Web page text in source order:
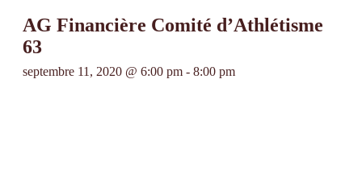
AG Financière Comité d’Athlétisme
63
septembre 11, 2020 @ 6:00 pm - 8:00 pm